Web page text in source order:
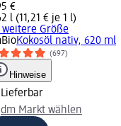
€
l (11,21 € je 1 l)
weitere Größe
Kokosöl nativ, 620 ml
(697)
Hinweise
Lieferbar
dm Markt wählen